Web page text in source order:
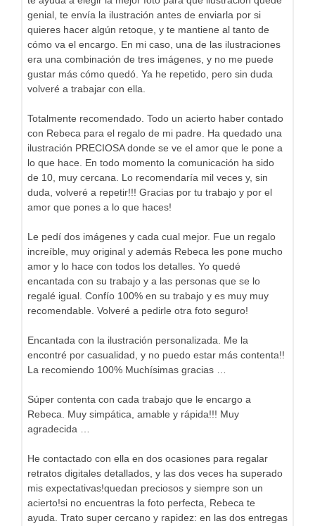
genial, te envía la ilustración antes de enviarla por si
quieres hacer algún retoque, y te mantiene al tanto de
cómo va el encargo. En mi caso, una de las ilustraciones
era una combinación de tres imágenes, y no me puede
gustar más cómo quedó. Ya he repetido, pero sin duda
volveré a trabajar con ella.
Totalmente recomendado. Todo un acierto haber contado
con Rebeca para el regalo de mi padre. Ha quedado una
ilustración PRECIOSA donde se ve el amor que le pone a
lo que hace. En todo momento la comunicación ha sido
de 10, muy cercana. Lo recomendaría mil veces y, sin
duda, volveré a repetir!!! Gracias por tu trabajo y por el
amor que pones a lo que haces!
Le pedí dos imágenes y cada cual mejor. Fue un regalo
increíble, muy original y además Rebeca les pone mucho
amor y lo hace con todos los detalles. Yo quedé
encantada con su trabajo y a las personas que se lo
regalé igual. Confío 100% en su trabajo y es muy muy
recomendable. Volveré a pedirle otra foto seguro!
Encantada con la ilustración personalizada. Me la
encontré por casualidad, y no puedo estar más contenta!!
La recomiendo 100% Muchísimas gracias …
Súper contenta con cada trabajo que le encargo a
Rebeca. Muy simpática, amable y rápida!!! Muy
agradecida …
He contactado con ella en dos ocasiones para regalar
retratos digitales detallados, y las dos veces ha superado
mis expectativas!quedan preciosos y siempre son un
acierto!si no encuentras la foto perfecta, Rebeca te
ayuda. Trato super cercano y rapidez: en las dos entregas